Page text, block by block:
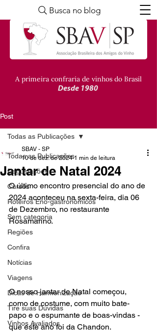
A primeira confraria de vinhos do Brasil
Desde 1980
Busca no blog
Post
Todas as Publicações
Degustações
Cursos
Roteiros Eno-gastronômicos
Sem categoria
Regiões
Confira
Notícias
Viagens
Dicas de Harmonização
Tire suas Dúvidas
Vinhos Avaliados
Todas as Publicações
Jantar de Natal 2024
SBAV - SP
10 de dez. de 2024 1 min de leitura
O último encontro presencial do ano de
2024 aconteceu na sexta-feira, dia 06
de Dezembro, no restaurante
Rosamarino.
O nosso jantar de Natal começou,
como de costume, com muito bate-
papo e o espumante de boas-vindas -
que este ano foi da Chandon.